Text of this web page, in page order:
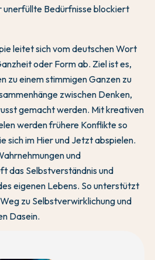
Bedürfnisse blockiert
leitet sich vom deutschen Wort
oder Form ab. Ziel ist es,
zu einem stimmigen Ganzen zu
zwischen Denken,
gemacht werden. Mit kreativen
werden frühere Konflikte so
sich im Hier und Jetzt abspielen.
und
das Selbstverständnis und
eigenen Lebens. So unterstützt
zu Selbstverwirklichung und
Dasein.